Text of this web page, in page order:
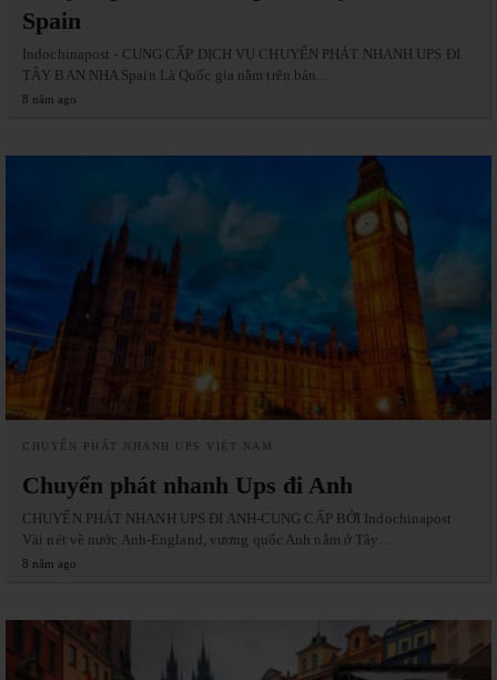
Spain
Indochinapost - CUNG CẤP DỊCH VỤ CHUYỂN PHÁT NHANH UPS ĐI
TÂY BAN NHA Spain Là Quốc gia nằm trên bán…
8 năm ago
CHUYỂN PHÁT NHANH UPS VIỆT NAM
Chuyển phát nhanh Ups đi Anh
CHUYỂN PHÁT NHANH UPS ĐI ANH-CUNG CẤP BỞI Indochinapost
Vài nét về nước Anh-England, vương quốc Anh nằm ở Tây…
8 năm ago